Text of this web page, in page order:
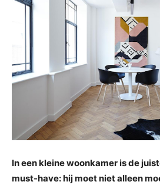
In een kleine woonkamer is de
must-have: hij moet niet alleen